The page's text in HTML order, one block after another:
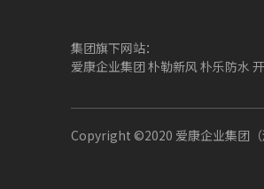
集团旗下网站：
爱康企业集团朴勒新风朴乐防水
Copyright ©2020 爱康企业集团